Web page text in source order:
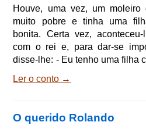
nada de encontrar a sorte. Um
chegaram a uma grande
meio da qual havia um
aproximaram-se dele e viram q
Houve, uma vez, um moleiro
muito pobre e tinha uma
bonita. Certa vez,
com o rei e, para dar-se
disse-lhe: - Eu tenho uma filha
palha. O rei, arregalando os
era um poço de ambição o
Ler o conto →
O querido Rolando